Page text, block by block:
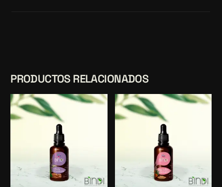
PRODUCTOS RELACIONADOS